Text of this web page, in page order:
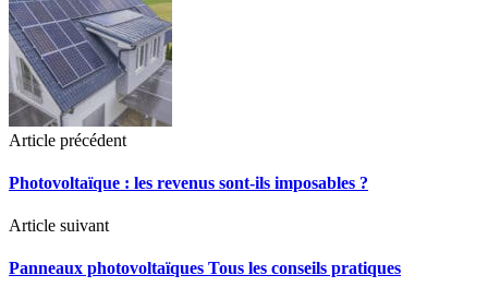
Article précédent
Photovoltaïque : les revenus sont-ils imposables ?
Article suivant
Panneaux photovoltaïques Tous les conseils pratiques